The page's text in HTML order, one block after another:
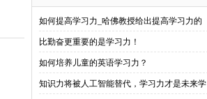
如何提高学习力_哈佛教授给出提高学习力的
比勤奋更重要的是学习力！
如何培养儿童的英语学习力？
知识力将被人工智能替代，学习力才是未来学